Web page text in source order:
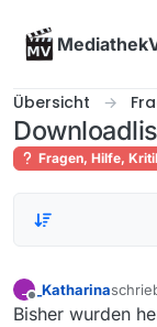
Übersicht
Fragen, Hilfe,
_
Offline
_Katharina
Bisher wurden